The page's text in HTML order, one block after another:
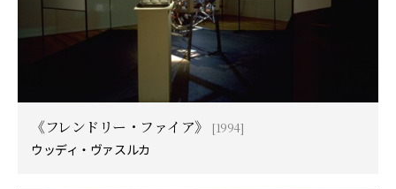
《フレンドリー・ファイア》
[1994]
ウッディ・ヴァスルカ